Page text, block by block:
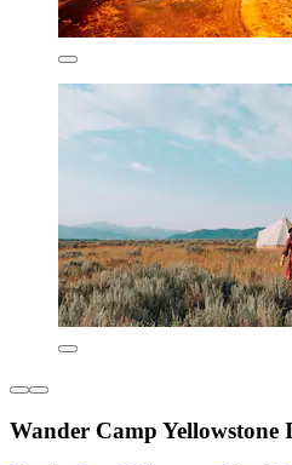
Wander Camp Yellowstone